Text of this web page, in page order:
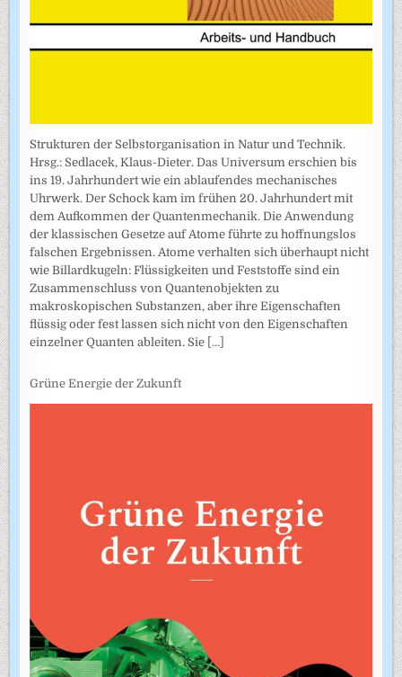
Strukturen der Selbstorganisation in Natur und Technik.
Hrsg.: Sedlacek, Klaus-Dieter. Das Universum erschien bis
ins 19. Jahrhundert wie ein ablaufendes mechanisches
Uhrwerk. Der Schock kam im frühen 20. Jahrhundert mit
dem Aufkommen der Quantenmechanik. Die Anwendung
der klassischen Gesetze auf Atome führte zu hoffnungslos
falschen Ergebnissen. Atome verhalten sich überhaupt nicht
wie Billardkugeln: Flüssigkeiten und Feststoffe sind ein
Zusammenschluss von Quantenobjekten zu
makroskopischen Substanzen, aber ihre Eigenschaften
flüssig oder fest lassen sich nicht von den Eigenschaften
einzelner Quanten ableiten. Sie [...]
Grüne Energie der Zukunft